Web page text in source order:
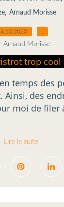
, Arnaud Morisse
Arnaud Morisse
temps des
des
moi de filer
Lire la suite